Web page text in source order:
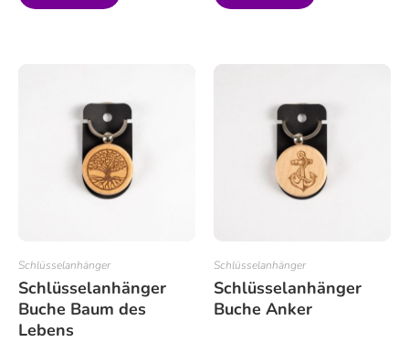
Schlüsselanhänger
Schlüsselanhänger
Buche Baum des
Lebens
Schlüsselanhänger
Schlüsselanhänger
Buche Anker